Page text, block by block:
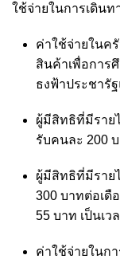
ใช้จ่ายในการเดินท
ค่าใช้จ่ายในค
สินค้าเพื่อการ
ธงฟ้าประชารั
ผู้มีสิทธิที่มีราย
รับคนละ 200
ผู้มีสิทธิที่มีราย
300 บาทต่อเ
55 บาท เป็นเว
ค่าใช้จ่ายในก